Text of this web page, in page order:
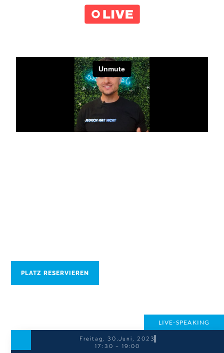
LIVE-SPEAKING
PLATZ RESERVIEREN
Freitag, 30.Juni, 2023
17:30 – 19:00